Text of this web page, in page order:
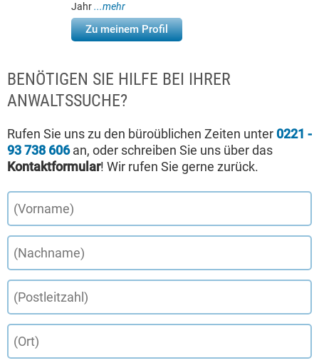
Jahr...mehr
Zu meinem Profil
BENÖTIGEN SIE HILFE BEI IHRER
ANWALTSSUCHE?
Rufen Sie uns zu den büroüblichen Zeiten unter 0221 -
93 738 606an, oder schreiben Sie uns über das
Kontaktformular! Wir rufen Sie gerne zurück.